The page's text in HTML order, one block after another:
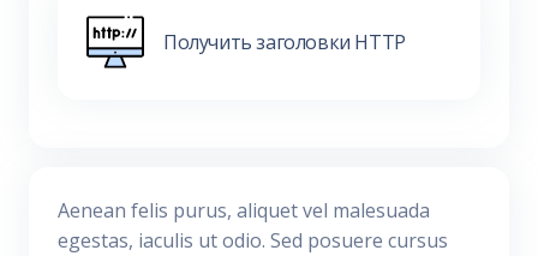
Получить заголовки HTTP
Aenean felis purus, aliquet vel malesuada
egestas, iaculis ut odio. Sed posuere cursus